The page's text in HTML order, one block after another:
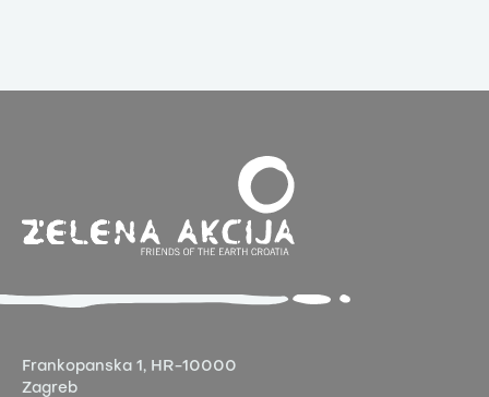
Frankopanska 1, HR-10000
Zagreb